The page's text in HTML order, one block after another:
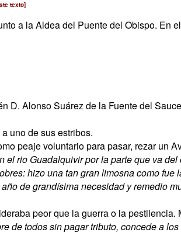
texto]
a la Aldea del Puente del Obispo. En
D. Alonso Suárez de la Fuente del
uno de sus estribos.
peaje voluntario para pasar, rezar un
rio Guadalquivir por la parte que va
hizo una tan gran limosna como fue
de grandísima necesidad y remedio
peor que la guerra o la pestilencia.
de todos sin pagar tributo, concede a